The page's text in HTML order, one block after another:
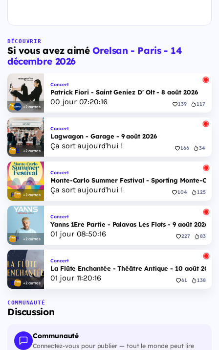
DÉCOUVRIR
Si vous avez aiméOrelsan - Paris - 14
décembre 2026
+2 autres
Concert
Patrick Fiori - Saint Geniez D' Olt - 8 août 2026
00 jour 07:20:15 139 117
+2 autres
Concert
Lagwagon - Garage - 9 août 2026
Ça sort aujourd'hui ! 166 34
+2 autres
Concert
Monte-Carlo Summer Festival - Sporting Monte-
Ça sort aujourd'hui ! 104 125
+2 autres
Concert
Yanns 1Ere Partie - Palavas Les Flots - 9 août 2026
01 jour 08:50:15 227 83
+2 autres
Concert
La Flûte Enchantée - Théâtre Antique - 10 août 2026
01 jour 11:20:15 61 138
COMMUNAUTÉ
Discussion
Communauté
Connectez-vous pour publier — tout le monde peut lire